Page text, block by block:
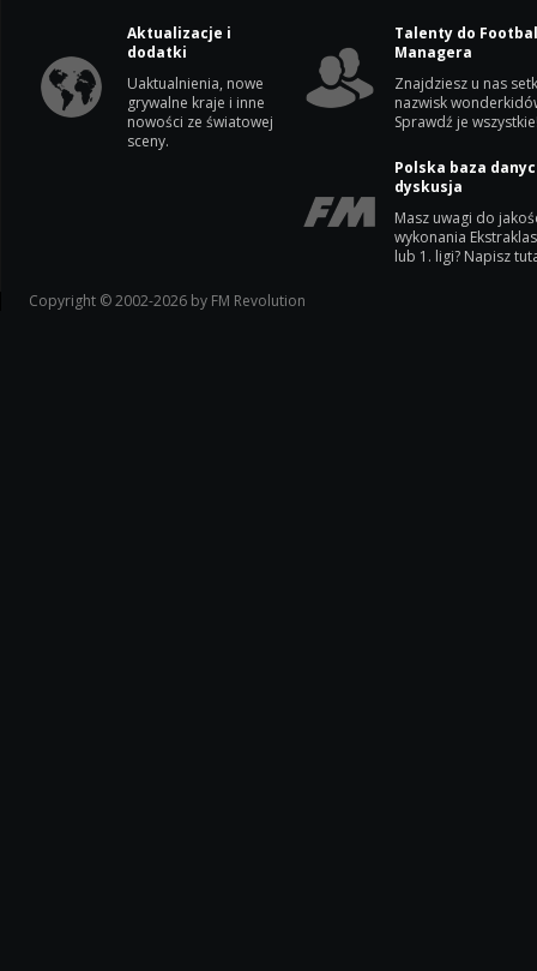
Aktualizacje i
dodatki
Uaktualnienia, nowe
grywalne kraje i inne
nowości ze światowej
sceny.
Talenty do
Managera
Znajdziesz u nas
nazwisk
Sprawdź je
Polska baza
dyskusja
Masz uwagi do
wykonania
lub 1. ligi? Napisz
Copyright © 2002-2026 by FM Revolution